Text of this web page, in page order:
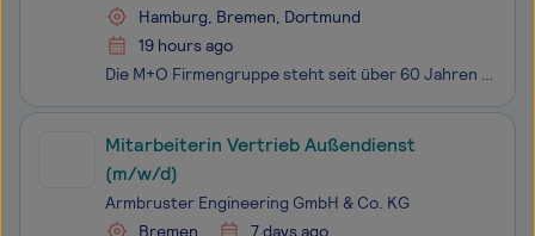
Hamburg, Bremen, Dortmund
19 hours ago
Die M+O Firmengruppe steht seit über 60 Jahren für Ingenieurkompetenz im Bauwesen. Unser Leistungsspektrum umfasst Verkehrs-, Erschließungs- und Wasserbau, Projektsteuerung, Bauüberwachung sowie Immissionsschutz. Mit Standorten in Oststeinbek bei Hamburg, Bremen und Dortmund verbinden wir regionale
Mitarbeiterin Vertrieb Außendienst
(m/w/d)
Armbruster Engineering GmbH & Co. KG
Bremen
7 days ago